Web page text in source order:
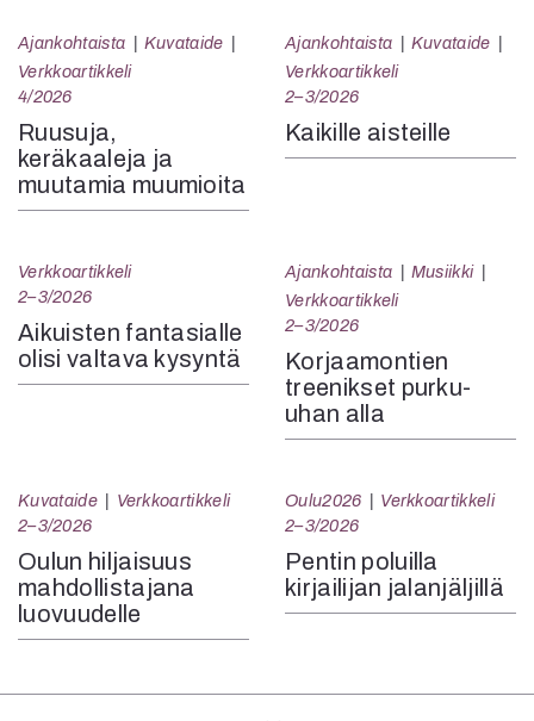
Ajankohtaista
Kuvataide
Verkkoartikkeli
4/2026
Ruusuja,
keräkaaleja ja
muutamia muumioita
Ajankohtaista
Kuvataide
Verkkoartikkeli
2–3/2026
Kaikille aisteille
Verkkoartikkeli
2–3/2026
Aikuisten fantasialle
olisi valtava kysyntä
Ajankohtaista
Musiikki
Verkkoartikkeli
2–3/2026
Korjaamontien
treenikset purku-
uhan alla
Kuvataide
Verkkoartikkeli
2–3/2026
Oulun hiljaisuus
mahdollistajana
luovuudelle
Oulu2026
Verkkoartikkeli
2–3/2026
Pentin poluilla
kirjailijan jalanjäljillä